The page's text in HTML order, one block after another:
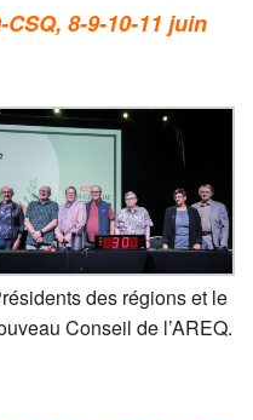
8-9-10-11 juin
des régions et le
Conseil de l’AREQ.